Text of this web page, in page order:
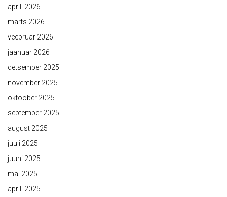
aprill 2026
märts 2026
veebruar 2026
jaanuar 2026
detsember 2025
november 2025
oktoober 2025
september 2025
august 2025
juuli 2025
juuni 2025
mai 2025
aprill 2025